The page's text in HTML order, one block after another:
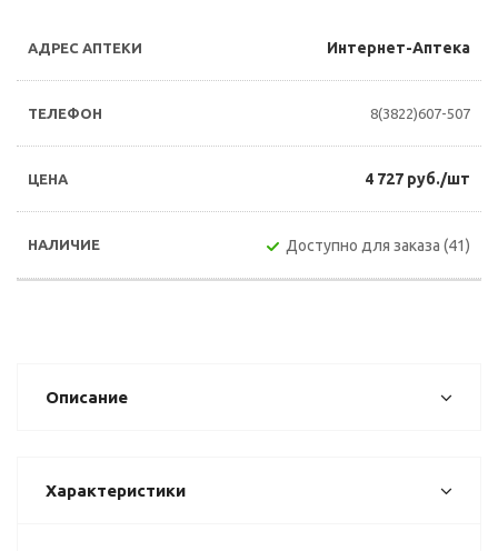
Интернет-Аптека
8(3822)607-507
4 727 руб./шт
Доступно для заказа (41)
Описание
Характеристики